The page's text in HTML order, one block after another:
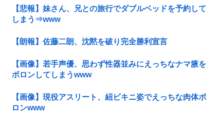
【悲報】妹さん、兄との旅行でダブルベッドを予約して
しまう⇒www
【朗報】佐藤二朗、沈黙を破り完全勝利宣言
【画像】若手声優、思わず性器並みにえっちなナマ腋を
ボロンしてしまうwww
【画像】現役アスリート、紐ビキニ姿でえっちな肉体ボ
ロンwww